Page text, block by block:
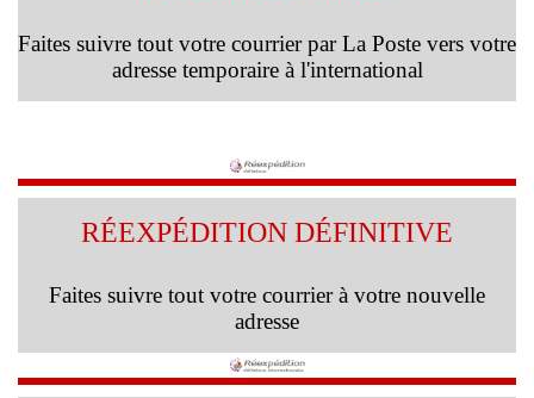
Faites suivre tout votre courrier par La Poste vers votre
adresse temporaire à l'international
RÉEXPÉDITION DÉFINITIVE
Faites suivre tout votre courrier à votre nouvelle
adresse